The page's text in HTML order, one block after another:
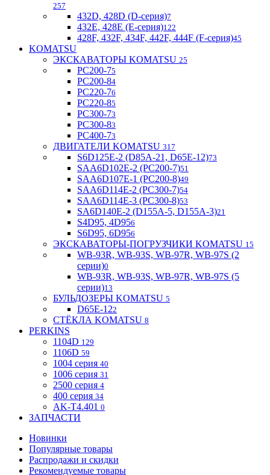
257
432D, 428D (D-серия)7
432E, 428E (E-серия)122
428F, 432F, 434F, 442F, 444F (F-серия)45
KOMATSU
ЭКСКАВАТОРЫ KOMATSU 25
PC200-75
PC200-84
PC220-76
PC220-85
PC300-73
PC300-83
PC400-73
ДВИГАТЕЛИ KOMATSU 317
S6D125E-2 (D85A-21, D65E-12)73
SAA6D102E-2 (PC200-7)51
SAA6D107E-1 (PC200-8)49
SAA6D114E-2 (PC300-7)54
SAA6D114E-3 (PC300-8)53
SA6D140E-2 (D155A-5, D155A-3)21
S4D95, 4D956
S6D95, 6D956
ЭКСКАВАТОРЫ-ПОГРУЗЧИКИ KOMATSU 15
WB-93R, WB-93S, WB-97R, WB-97S (2
серии)0
WB-93R, WB-93S, WB-97R, WB-97S (5
серии)13
БУЛЬДОЗЕРЫ KOMATSU 5
D65E-122
СТЁКЛА KOMATSU 8
PERKINS
1104D 129
1106D 59
1004 серия 40
1006 серия 31
2500 серия 4
400 серия 34
AK-T4.401 0
ЗАПЧАСТИ
Новинки
Популярные товары
Распродажи и скидки
Рекомендуемые товары